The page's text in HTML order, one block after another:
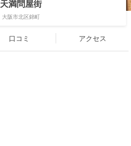
天満問屋街
大阪市北区錦町
口コミ アクセス